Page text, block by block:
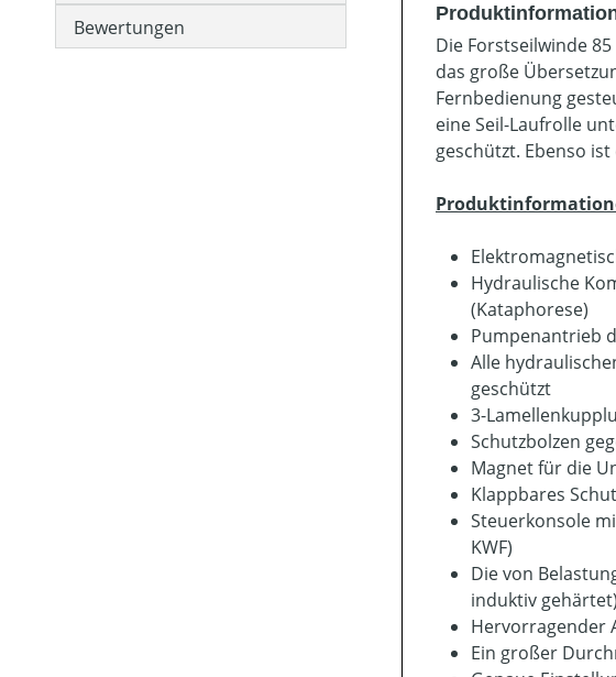
Bewertungen
Die Forstseilwinde
das große
Fernbedienung
eine Seil-Laufrolle
geschützt. Ebenso
Hydraulische
(Kataphorese)
Pumpenantrieb
Alle
geschützt
3-
Schutzbolzen
Magnet für die
Klappbares
Steuerkonsole
KWF)
Die von
induktiv gehärtet)
Hervorragender
Ein großer